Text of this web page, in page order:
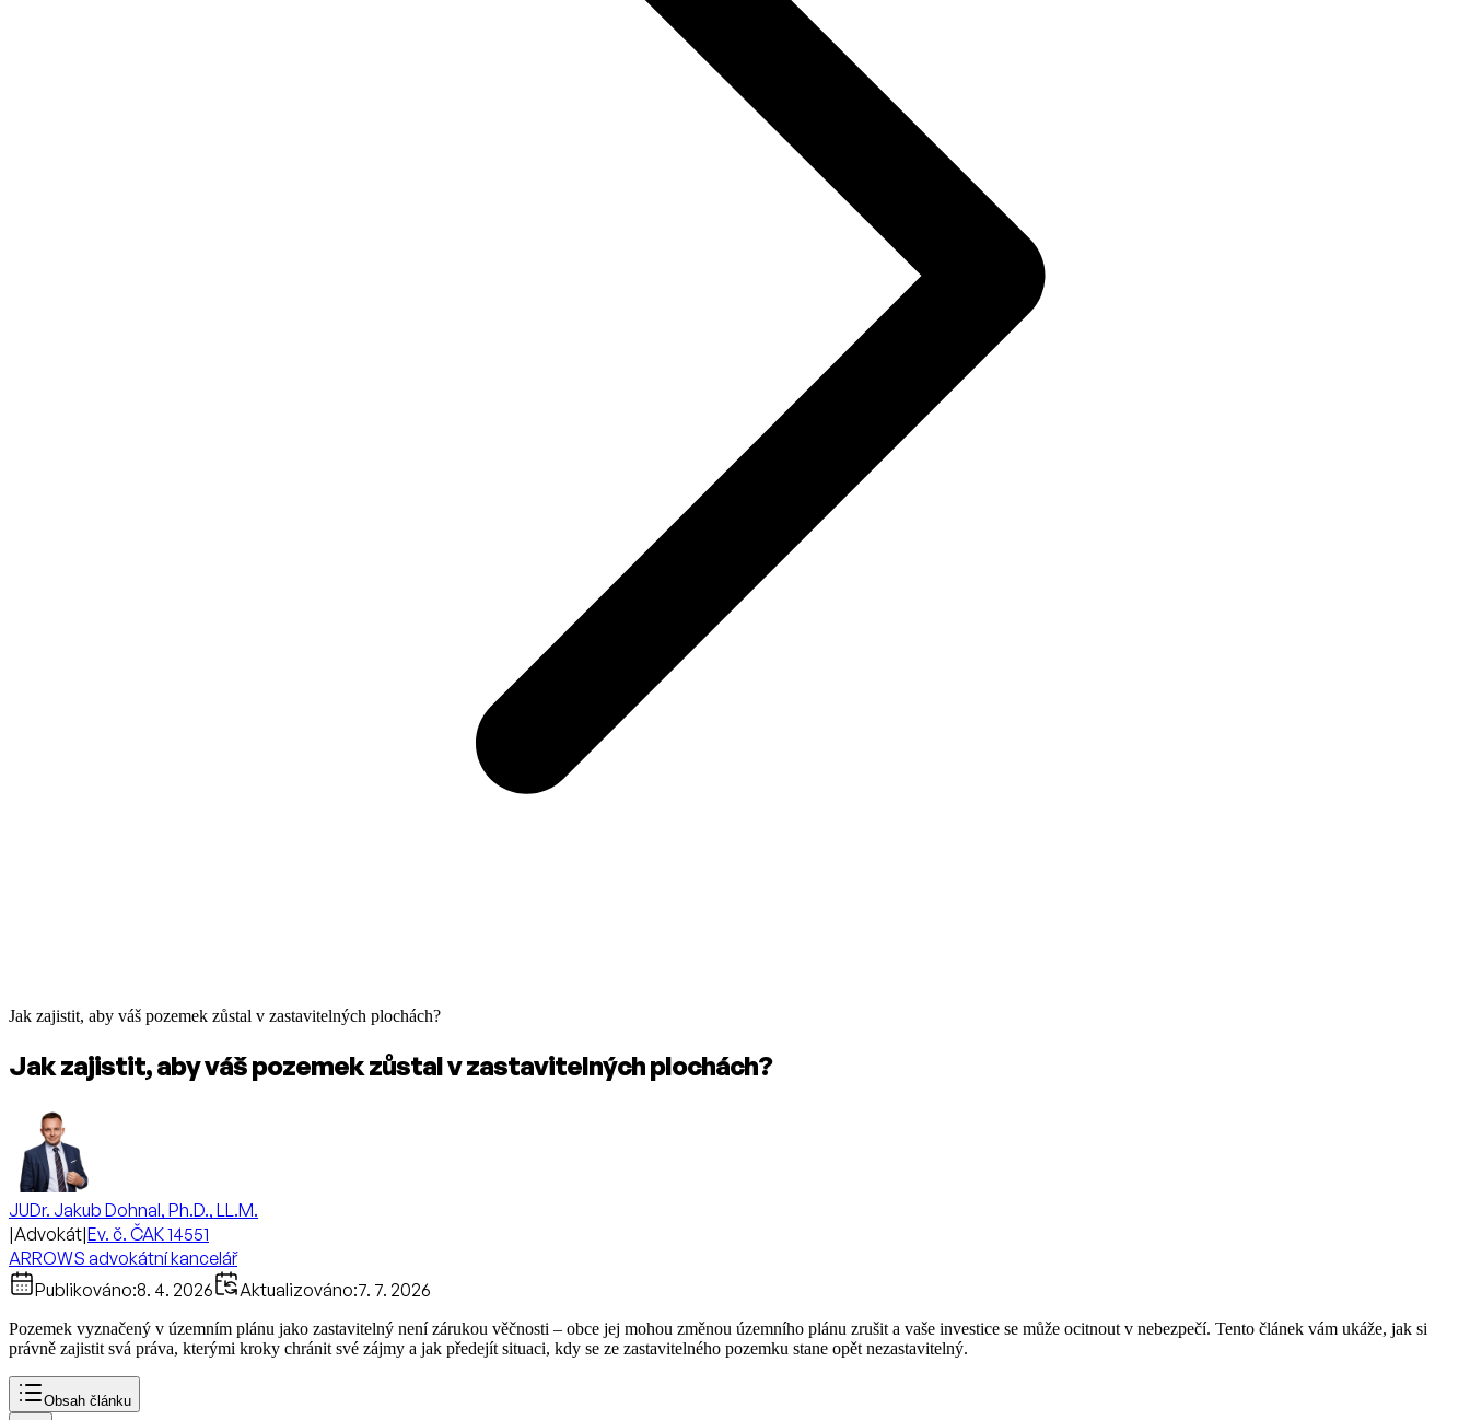
Jak zajistit, aby váš pozemek zůstal v zastavitelných plochách?
Jak zajistit, aby váš pozemek zůstal v zastavitelných plochách?
JUDr. Jakub Dohnal, Ph.D., LL.M.
|Advokát|Ev. č. ČAK 14551
ARROWS advokátní kancelář
Publikováno:8. 4. 2026 Aktualizováno:7. 7. 2026
Pozemek vyznačený v územním plánu jako zastavitelný není zárukou věčnosti – obce jej mohou změnou územního plánu zrušit a vaše investice se může ocitnout v nebezpečí. Tento článek vám ukáže, jak si
právně zajistit svá práva, kterými kroky chránit své zájmy a jak předejít situaci, kdy se ze zastavitelného pozemku stane opět nezastavitelný.
Obsah článku